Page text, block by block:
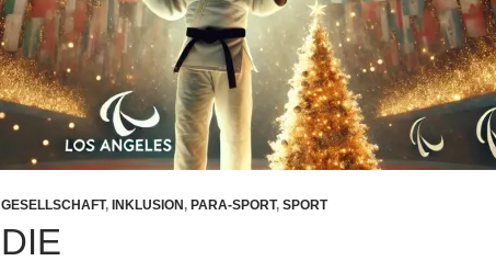
GESELLSCHAFT, INKLUSION, PARA-SPORT, SPORT
DIE